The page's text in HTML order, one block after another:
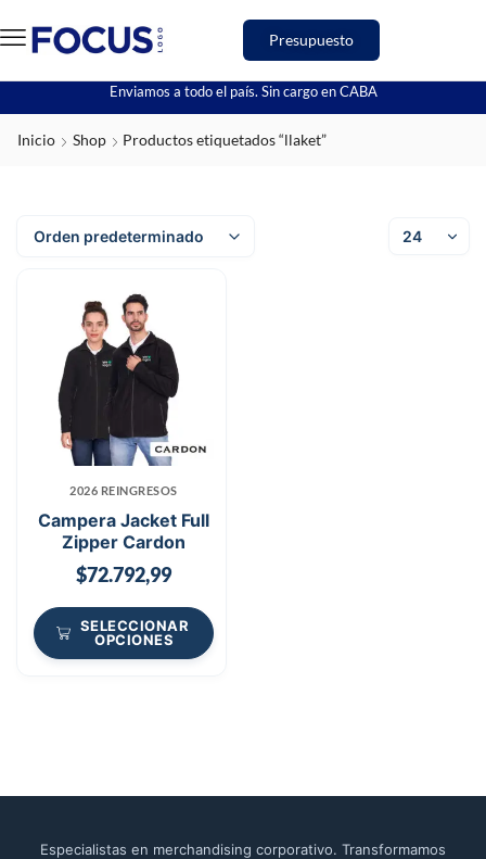
Presupuesto
Enviamos a todo el país. Sin cargo en CABA
Inicio Shop Productos etiquetados “llaket”
2026 REINGRESOS
Campera Jacket Full
Zipper Cardon
$72.792,99
SELECCIONAR
OPCIONES
Especialistas en merchandising corporativo. Transformamos